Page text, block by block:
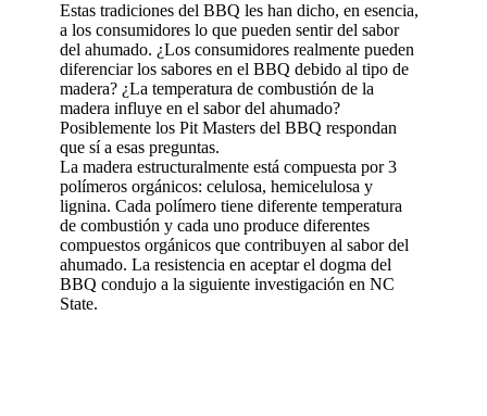
Estas tradiciones del BBQ les han dicho, en esencia,
a los consumidores lo que pueden sentir del sabor
del ahumado. ¿Los consumidores realmente pueden
diferenciar los sabores en el BBQ debido al tipo de
madera? ¿La temperatura de combustión de la
madera influye en el sabor del ahumado?
Posiblemente los Pit Masters del BBQ respondan
que sí a esas preguntas.
La madera estructuralmente está compuesta por 3
polímeros orgánicos: celulosa, hemicelulosa y
lignina. Cada polímero tiene diferente temperatura
de combustión y cada uno produce diferentes
compuestos orgánicos que contribuyen al sabor del
ahumado. La resistencia en aceptar el dogma del
BBQ condujo a la siguiente investigación en NC
State.